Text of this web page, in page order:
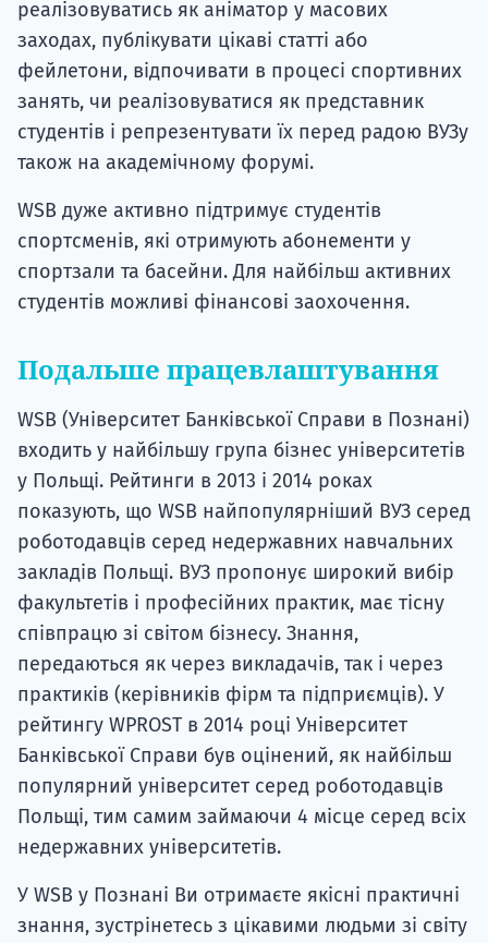
реалізовуватись як аніматор у масових
заходах, публікувати цікаві статті або
фейлетони, відпочивати в процесі спортивних
занять, чи реалізовуватися як представник
студентів і репрезентувати їх перед радою ВУЗу
також на академічному форумі.
WSB дуже активно підтримує студентів
спортсменів, які отримують абонементи у
спортзали та басейни. Для найбільш активних
студентів можливі фінансові заохочення.
Подальше працевлаштування
WSB (Університет Банківської Справи в Познані)
входить у найбільшу група бізнес університетів
у Польщі. Рейтинги в 2013 і 2014 роках
показують, що WSB найпопулярніший ВУЗ серед
роботодавців серед недержавних навчальних
закладів Польщі. ВУЗ пропонує широкий вибір
факультетів і професійних практик, має тісну
співпрацю зі світом бізнесу. Знання,
передаються як через викладачів, так і через
практиків (керівників фірм та підприємців). У
рейтингу WPROST в 2014 році Університет
Банківської Справи був оцінений, як найбільш
популярний університет серед роботодавців
Польщі, тим самим займаючи 4 місце серед всіх
недержавних університетів.
У WSB у Познані Ви отримаєте якісні практичні
знання, зустрінетесь з цікавими людьми зі світу